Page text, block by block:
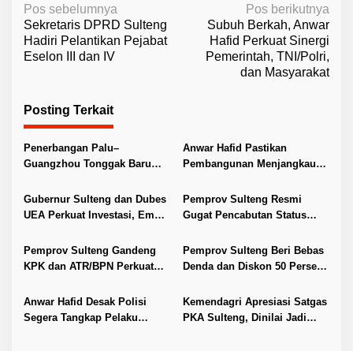
N
a
v
g
a
s
i
p
o
Pos sebelumnya
Sekretaris DPRD Sulteng
Hadiri Pelantikan Pejabat
Eselon III dan IV
Pos berikutnya
Subuh Berkah, Anwar
Hafid Perkuat Sinergi
Pemerintah, TNI/Polri,
dan Masyarakat
Posting Terkait
Penerbangan Palu–
Guangzhou Tonggak Baru
Anwar Hafid Pastikan
Pembangunan Menjangkau
Gubernur Sulteng dan Dubes
UEA Perkuat Investasi, Empat
Pemprov Sulteng Resmi
Gugat Pencabutan Status
Pemprov Sulteng Gandeng
KPK dan ATR/BPN Perkuat
Pemprov Sulteng Beri Bebas
Denda dan Diskon 50 Persen
Anwar Hafid Desak Polisi
Segera Tangkap Pelaku
Kemendagri Apresiasi Satgas
PKA Sulteng, Dinilai Jadi